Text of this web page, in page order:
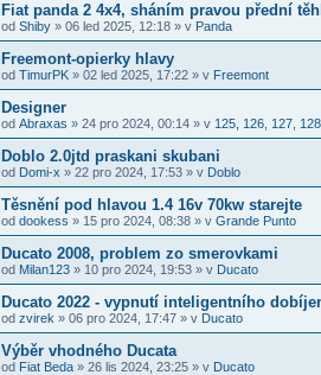
Fiat panda 2 4x4, sháním pravou přední
od Shiby » 06 led 2025, 12:18 » v Panda
Freemont-opierky hlavy
od TimurPK » 02 led 2025, 17:22 » v Freemont
Designer
od Abraxas » 24 pro 2024, 00:14 » v 125, 126, 127,
Doblo 2.0jtd praskani skubani
od Domi-x » 22 pro 2024, 17:53 » v Doblo
Těsnění pod hlavou 1.4 16v 70kw starejte
od dookess » 15 pro 2024, 08:38 » v Grande Punto
Ducato 2008, problem zo smerovkami
od Milan123 » 10 pro 2024, 19:53 » v Ducato
Ducato 2022 - vypnutí inteligentního
od zvirek » 06 pro 2024, 17:47 » v Ducato
Výběr vhodného Ducata
od Fiat Beda » 26 lis 2024, 23:25 » v Ducato